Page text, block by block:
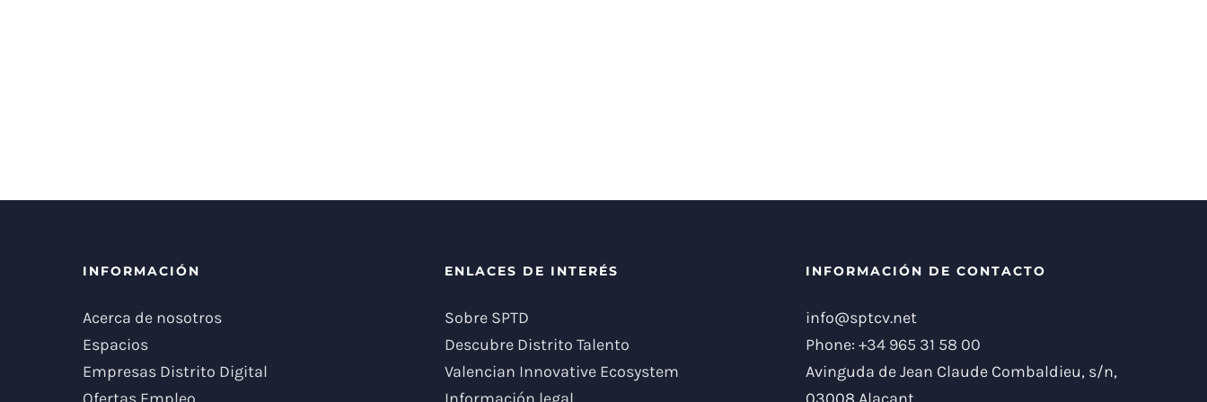
INFORMACIÓN
Acerca de nosotros
Espacios
Empresas Distrito Digital
ENLACES DE INTERÉS
Sobre SPTD
Descubre Distrito Talento
Valencian Innovative Ecosystem
INFORMACIÓN DE CONTACTO
info@sptcv.net
Phone:+34 965 31 58 00
Avinguda de Jean Claude Combaldieu, s/n,